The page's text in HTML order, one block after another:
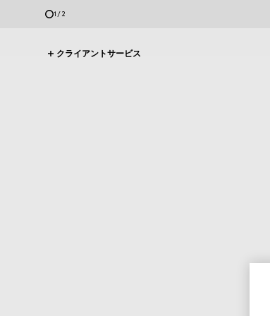
2/2
クライアントサービス